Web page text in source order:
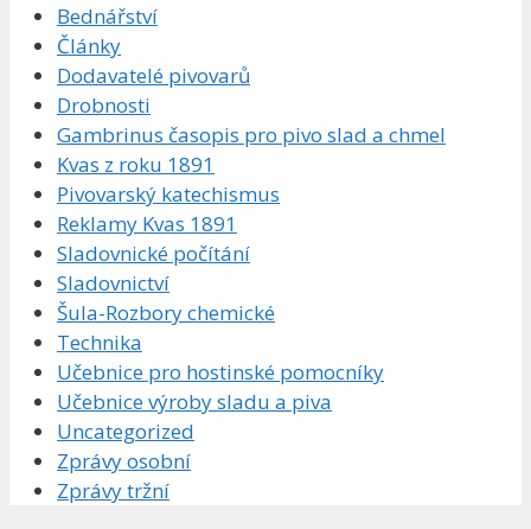
Bednářství
Články
Dodavatelé pivovarů
Drobnosti
Gambrinus časopis pro pivo slad a chmel
Kvas z roku 1891
Pivovarský katechismus
Reklamy Kvas 1891
Sladovnické počítání
Sladovnictví
Šula-Rozbory chemické
Technika
Učebnice pro hostinské pomocníky
Učebnice výroby sladu a piva
Uncategorized
Zprávy osobní
Zprávy tržní